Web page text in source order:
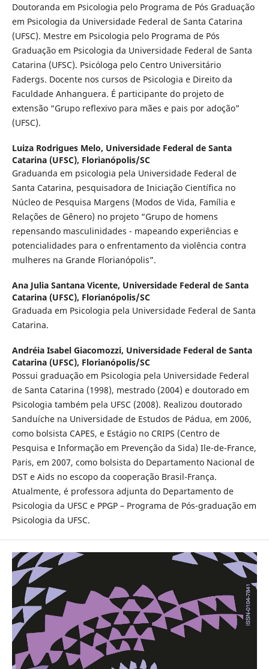
Doutoranda em Psicologia pelo Programa de Pós Graduação
em Psicologia da Universidade Federal de Santa Catarina
(UFSC). Mestre em Psicologia pelo Programa de Pós
Graduação em Psicologia da Universidade Federal de Santa
Catarina (UFSC). Psicóloga pelo Centro Universitário
Fadergs. Docente nos cursos de Psicologia e Direito da
Faculdade Anhanguera. É participante do projeto de
extensão “Grupo reflexivo para mães e pais por adoção”
(UFSC).
Luiza Rodrigues Melo, Universidade Federal de Santa
Catarina (UFSC), Florianópolis/SC
Graduanda em psicologia pela Universidade Federal de
Santa Catarina, pesquisadora de Iniciação Científica no
Núcleo de Pesquisa Margens (Modos de Vida, Família e
Relações de Gênero) no projeto “Grupo de homens
repensando masculinidades - mapeando experiências e
potencialidades para o enfrentamento da violência contra
mulheres na Grande Florianópolis”.
Ana Julia Santana Vicente, Universidade Federal de Santa
Catarina (UFSC), Florianópolis/SC
Graduada em Psicologia pela Universidade Federal de Santa
Catarina.
Andréia Isabel Giacomozzi, Universidade Federal de Santa
Catarina (UFSC), Florianópolis/SC
Possui graduação em Psicologia pela Universidade Federal
de Santa Catarina (1998), mestrado (2004) e doutorado em
Psicologia também pela UFSC (2008). Realizou doutorado
Sanduíche na Universidade de Estudos de Pádua, em 2006,
como bolsista CAPES, e Estágio no CRIPS (Centro de
Pesquisa e Informação em Prevenção da Sida) Ile-de-France,
Paris, em 2007, como bolsista do Departamento Nacional de
DST e Aids no escopo da cooperação Brasil-França.
Atualmente, é professora adjunta do Departamento de
Psicologia da UFSC e PPGP – Programa de Pós-graduação em
Psicologia da UFSC.